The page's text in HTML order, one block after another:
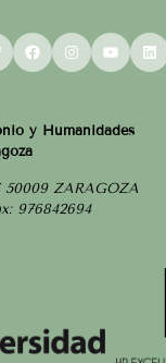
BlueskyFacebookInstagram
y Humanidades
50009 ZARAGOZA
976842694